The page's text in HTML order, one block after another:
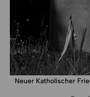
Neuer Katholischer